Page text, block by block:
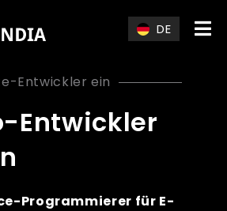
DE
Entwickler ein
Entwickler
Programmierer für E-